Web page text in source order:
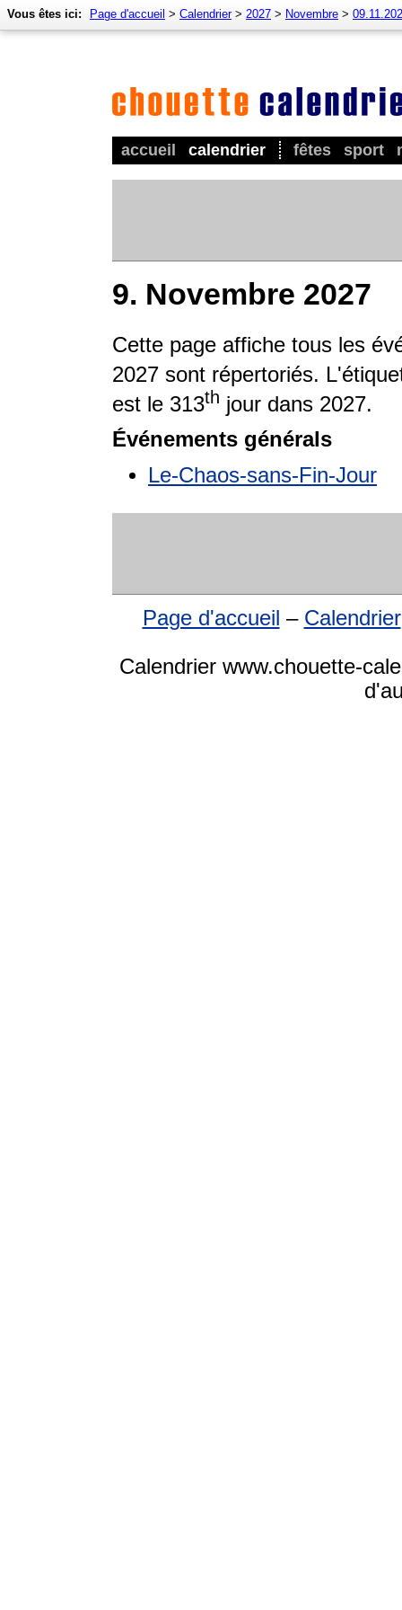
accueil calendrier fêtes sport
Vous êtes ici: Page d'accueil > Calendrier> 2027 > Novembre >
9. Novembre 2027
Cette page affiche tous les
2027 sont répertoriés.
est le 313th jour dans 2027.
Événements générals
Le-Chaos-sans-Fin-Jour
Page d'accueil – Calendrier
Calendrier www.chouette-